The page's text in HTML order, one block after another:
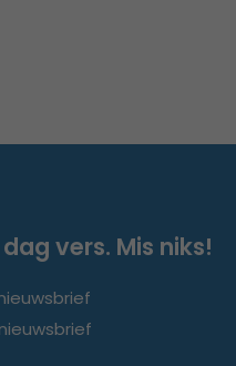
vers. Mis niks!